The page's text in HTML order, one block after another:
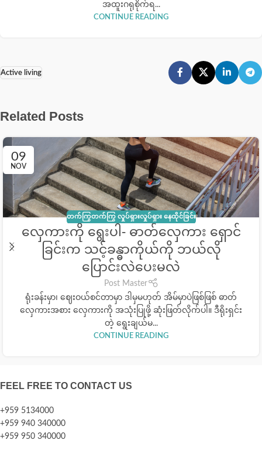
အထူးဂရုစိုက်ရ...
CONTINUE READING
Active living
Related Posts
09
NOV
တက်ကြွတက်ကြွ လှုပ်ရှားလှုပ်ရှား နေထိုင်ခြင်း
လှေကားကို ရွေးပါ- ဓာတ်လှေကား ရှောင်
ခြင်းက သင့်ခန္ဓာကိုယ်ကို ဘယ်လို
ပြောင်းလဲပေးမလဲ
Post Master
ရုံးခန်းမှာ၊ ဈေးဝယ်စင်တာမှာ ဒါမှမဟုတ် အိမ်မှာပဲဖြစ်ဖြစ် ဓာတ်
လှေကားအစား လှေကားကို အသုံးပြုဖို့ ဆုံးဖြတ်လိုက်ပါ။ ဒီရိုးရှင်း
တဲ့ ရွေးချယ်မ...
CONTINUE READING
FEEL FREE TO CONTACT US
+959 5134000
+959 940 340000
+959 950 340000